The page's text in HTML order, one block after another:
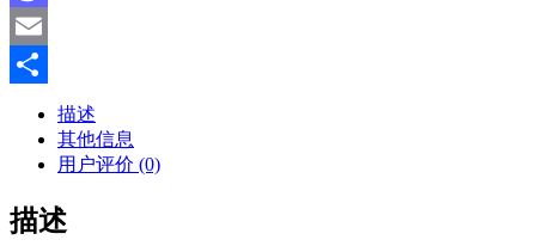
要
创
新？”
拿
数
码
Mastodon
Email
描述
其他信息
用户评价 (0)
描述